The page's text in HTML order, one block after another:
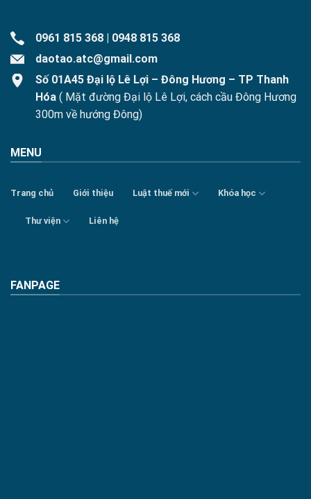
0961 815 368 | 0948 815 368
daotao.atc@gmail.com
Số 01A45 Đại lộ Lê Lợi – Đông Hương – TP Thanh
Hóa ( Mặt đường Đại lộ Lê Lợi, cách cầu Đông Hương
300m về hướng Đông)
MENU
Trang chủ Giới thiệu Luật thuế mới Khóa học
Thư viện Liên hệ
FANPAGE